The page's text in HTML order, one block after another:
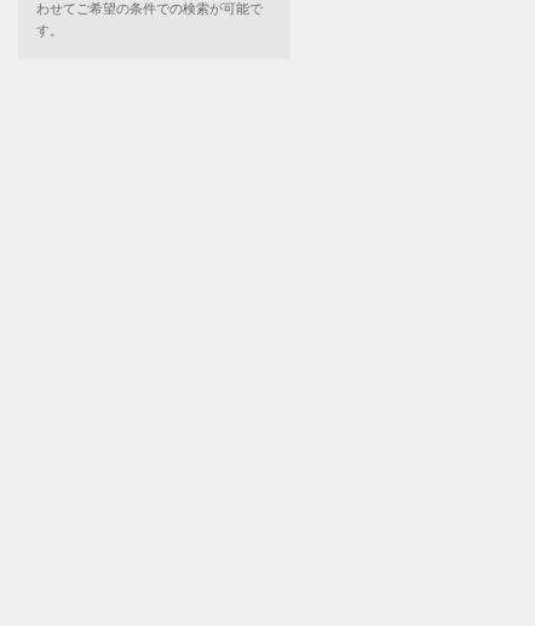
わせてご希望の条件での検索が可能で
す。